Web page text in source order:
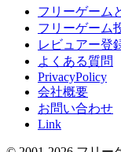
フリーゲーム
フリーゲーム
レビュアー登
よくある質問
PrivacyPolicy
会社概要
お問い合わせ
Link